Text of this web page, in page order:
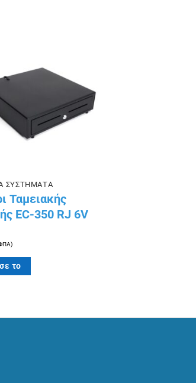
επιθυμιών
ΣΥΣΤΗΜΑΤΑ
Ταμειακής
EC-350 RJ 6V
το